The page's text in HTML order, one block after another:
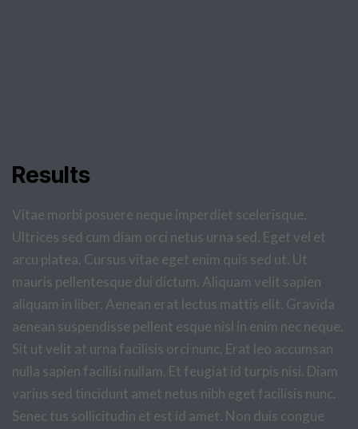
Results
Vitae morbi posuere neque imperdiet scelerisque.
Ultrices sed cum diam orci netus urna sed. Eget vel et
arcu platea. Cursus vitae eget enim quis sed ut. Ut
mauris pellentesque dui dictum. Aliquam velit sapien
aliquam in liber. Aenean erat lectus mattis elit. Gravida
aenean suspendisse pellent esque nisl in enim nec neque.
Sit ut velit at urna facilisis orci nunc. Erat leo accumsan
nulla sapien facilisi nullam. Et feugiat id turpis nisi. Diam
varius sed tincidunt amet netus nibh eget facilisis nunc.
Senec tus sollicitudin et est id amet. Non duis congue